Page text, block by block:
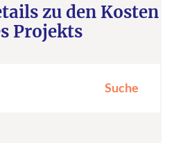
zu den Kosten
Projekts
Suche